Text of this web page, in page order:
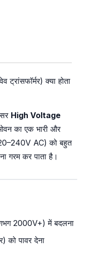
क्या होता
High Voltage
का एक भारी और
AC) को बहुत
गरम कर पाता है।
2000V+) में बदलना
को पावर देना